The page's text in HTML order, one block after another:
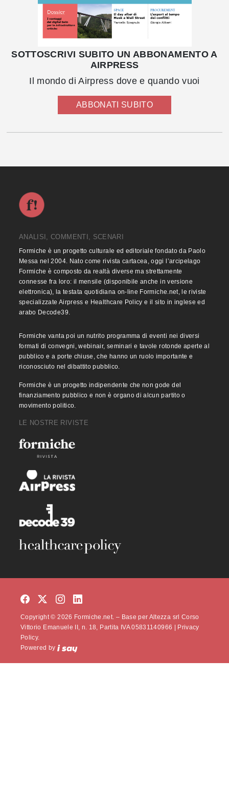
SOTTOSCRIVI SUBITO UN ABBONAMENTO A
AIRPRESS
Il mondo di Airpress dove e quando vuoi
ABBONATI SUBITO
ANALISI, COMMENTI, SCENARI
Formiche è un progetto culturale ed editoriale fondato da Paolo
Messa nel 2004. Nato come rivista cartacea, oggi l’arcipelago
Formiche è composto da realtà diverse ma strettamente
connesse fra loro: il mensile (disponibile anche in versione
elettronica), la testata quotidiana on-line Formiche.net, le riviste
specializzate Airpress e Healthcare Policy e il sito in inglese ed
arabo Decode39.
Formiche vanta poi un nutrito programma di eventi nei diversi
formati di convegni, webinair, seminari e tavole rotonde aperte al
pubblico e a porte chiuse, che hanno un ruolo importante e
riconosciuto nel dibattito pubblico.
Formiche è un progetto indipendente che non gode del
finanziamento pubblico e non è organo di alcun partito o
movimento politico.
LE NOSTRE RIVISTE
Copyright © 2026 Formiche.net. – Base per Altezza srl Corso
Vittorio Emanuele II, n. 18, Partita IVA 05831140966 |
Privacy
Policy.
Powered by